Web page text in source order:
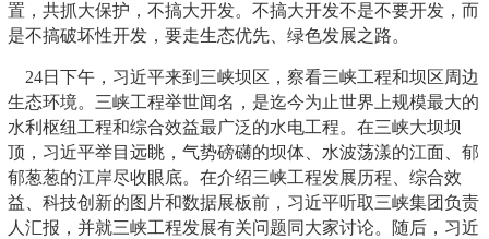
置，共抓大保护，不搞大开发。不搞大开发不是不要开发，而
是不搞破坏性开发，要走生态优先、绿色发展之路。
24日下午，习近平来到三峡坝区，察看三峡工程和坝区周边
生态环境。三峡工程举世闻名，是迄今为止世界上规模最大的
水利枢纽工程和综合效益最广泛的水电工程。在三峡大坝坝
顶，习近平举目远眺，气势磅礴的坝体、水波荡漾的江面、郁
郁葱葱的江岸尽收眼底。在介绍三峡工程发展历程、综合效
益、科技创新的图片和数据展板前，习近平听取三峡集团负责
人汇报，并就三峡工程发展有关问题同大家讨论。随后，习近